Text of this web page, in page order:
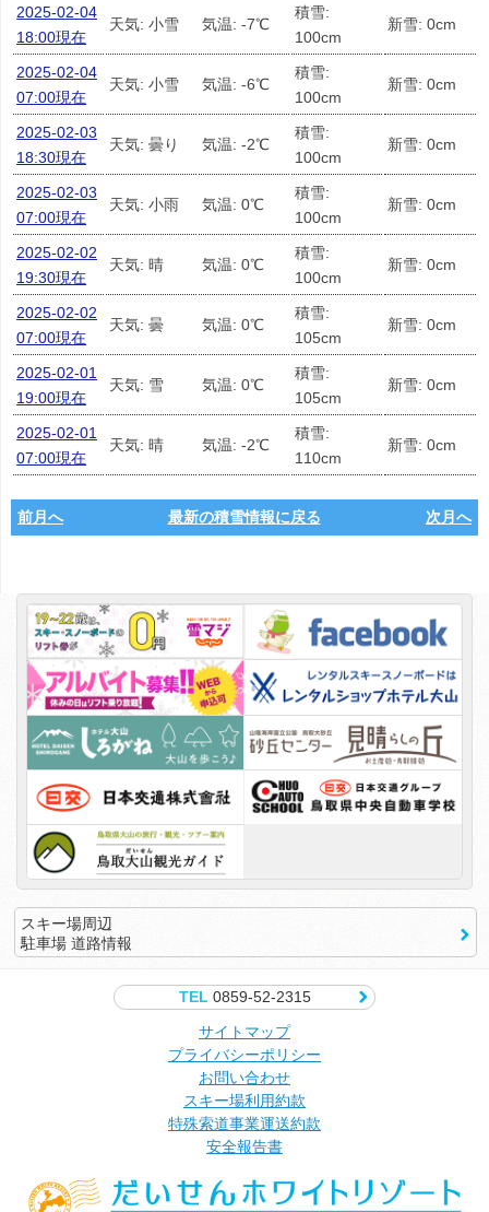
2025-02-04
18:00現在
天気: 小雪 気温: -7℃
積雪:
100cm
新雪: 0cm
2025-02-04
07:00現在
天気: 小雪 気温: -6℃
積雪:
100cm
新雪: 0cm
2025-02-03
18:30現在
天気: 曇り 気温: -2℃
積雪:
100cm
新雪: 0cm
2025-02-03
07:00現在
天気: 小雨 気温: 0℃
積雪:
100cm
新雪: 0cm
2025-02-02
19:30現在
天気: 晴 気温: 0℃
積雪:
100cm
新雪: 0cm
2025-02-02
07:00現在
天気: 曇 気温: 0℃
積雪:
105cm
新雪: 0cm
2025-02-01
19:00現在
天気: 雪 気温: 0℃
積雪:
105cm
新雪: 0cm
2025-02-01
07:00現在
天気: 晴 気温: -2℃
積雪:
110cm
新雪: 0cm
前月へ 最新の積雪情報に戻る 次月へ
スキー場周辺
駐車場 道路情報
TEL0859-52-2315
サイトマップ
プライバシーポリシー
お問い合わせ
スキー場利用約款
特殊索道事業運送約款
安全報告書